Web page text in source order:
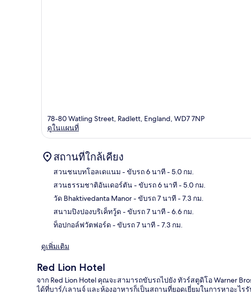
78-80 Watling Street, Radlett, England, WD7 7NP
ดูในแผนที่
สถานที่ใกล้เคียง
สวนชนบทโอลเดแนม - ขับรถ 6 นาที- 5.0 กม.
สวนธรรมชาติอันเดอร์ตัน- ขับรถ 6 นาที- 5.0 กม.
วัด Bhaktivedanta Manor- ขับรถ 7 นาที- 7.3 กม.
สนามปิงปองบริเค็ทวู้ด - ขับรถ 7 นาที- 6.6 กม.
ท็อปกอล์ฟวัตฟอร์ด - ขับรถ 7 นาที- 7.3 กม.
ดูเพิ่มเติม
Red Lion Hotel
จาก Red Lion Hotel คุณจะสามารถขับรถไปยัง ทัวร์สตูดิโอ Warner
ได้ที่บาร์/เลานจ์ และห้องอาหารก็เป็นสถานที่ยอดเยี่ยมในการหาอะไ